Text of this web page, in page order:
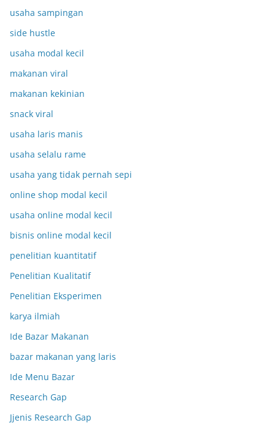
usaha sampingan
side hustle
usaha modal kecil
makanan viral
makanan kekinian
snack viral
usaha laris manis
usaha selalu rame
usaha yang tidak pernah sepi
online shop modal kecil
usaha online modal kecil
bisnis online modal kecil
penelitian kuantitatif
Penelitian Kualitatif
Penelitian Eksperimen
karya ilmiah
Ide Bazar Makanan
bazar makanan yang laris
Ide Menu Bazar
Research Gap
Jjenis Research Gap